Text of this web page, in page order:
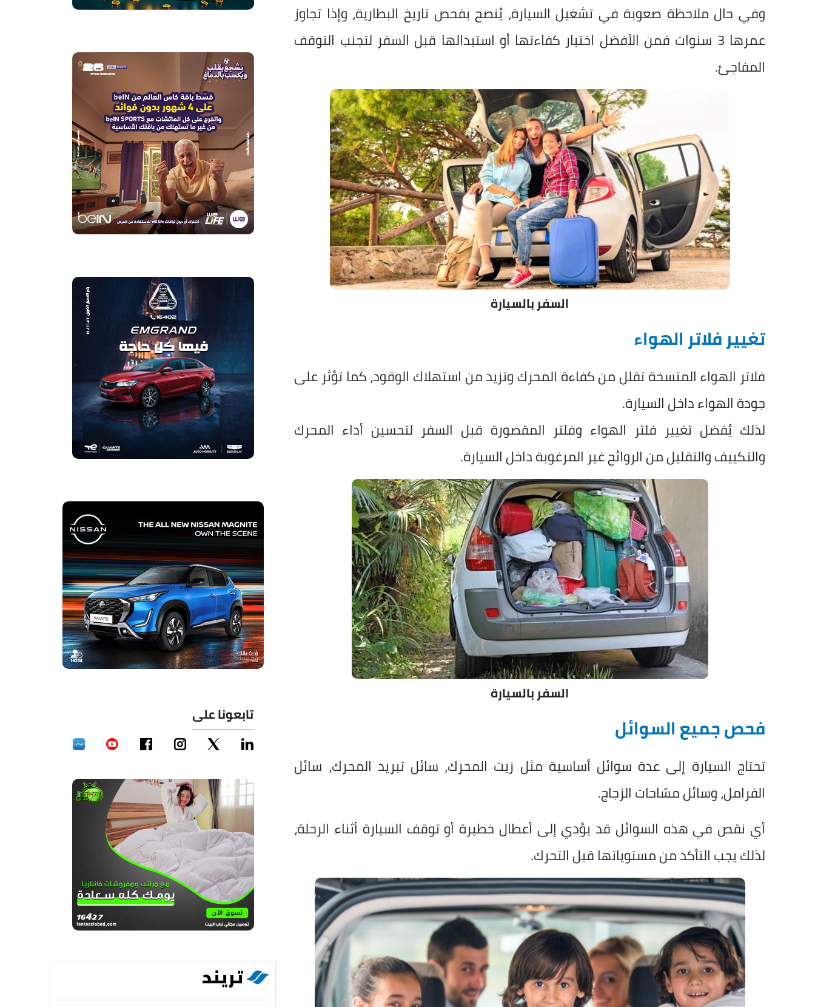
وفي حال ملاحظة صعوبة في تشغيل السيارة، يُنصح بفحص تاريخ البطارية، وإذا تجاوز
عمرها 3 سنوات فمن الأفضل اختبار كفاءتها أو استبدالها قبل السفر لتجنب التوقف
المفاجئ.
السفر بالسيارة
تغيير فلاتر الهواء
فلاتر الهواء المتسخة تقلل من كفاءة المحرك وتزيد من استهلاك الوقود، كما تؤثر على
جودة الهواء داخل السيارة.
لذلك يُفضل تغيير فلتر الهواء وفلتر المقصورة قبل السفر لتحسين أداء المحرك
والتكييف والتقليل من الروائح غير المرغوبة داخل السيارة.
السفر بالسيارة
فحص جميع السوائل
تحتاج السيارة إلى عدة سوائل أساسية مثل زيت المحرك، سائل تبريد المحرك، سائل
الفرامل، وسائل مسّاحات الزجاج.
أي نقص في هذه السوائل قد يؤدي إلى أعطال خطيرة أو توقف السيارة أثناء الرحلة،
لذلك يجب التأكد من مستوياتها قبل التحرك.
تابعونا على
تريند